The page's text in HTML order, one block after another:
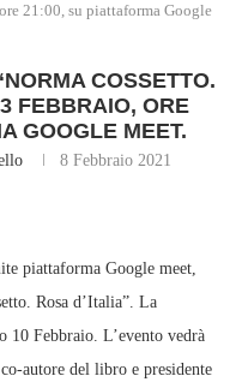
21:00, su piattaforma Google
COSSETTO.
FEBBRAIO, ORE
GOOGLE MEET.
8 Febbraio 2021
piattaforma Google meet,
Rosa d’Italia”. La
10 Febbraio. L’evento vedrà
autore del libro e presidente